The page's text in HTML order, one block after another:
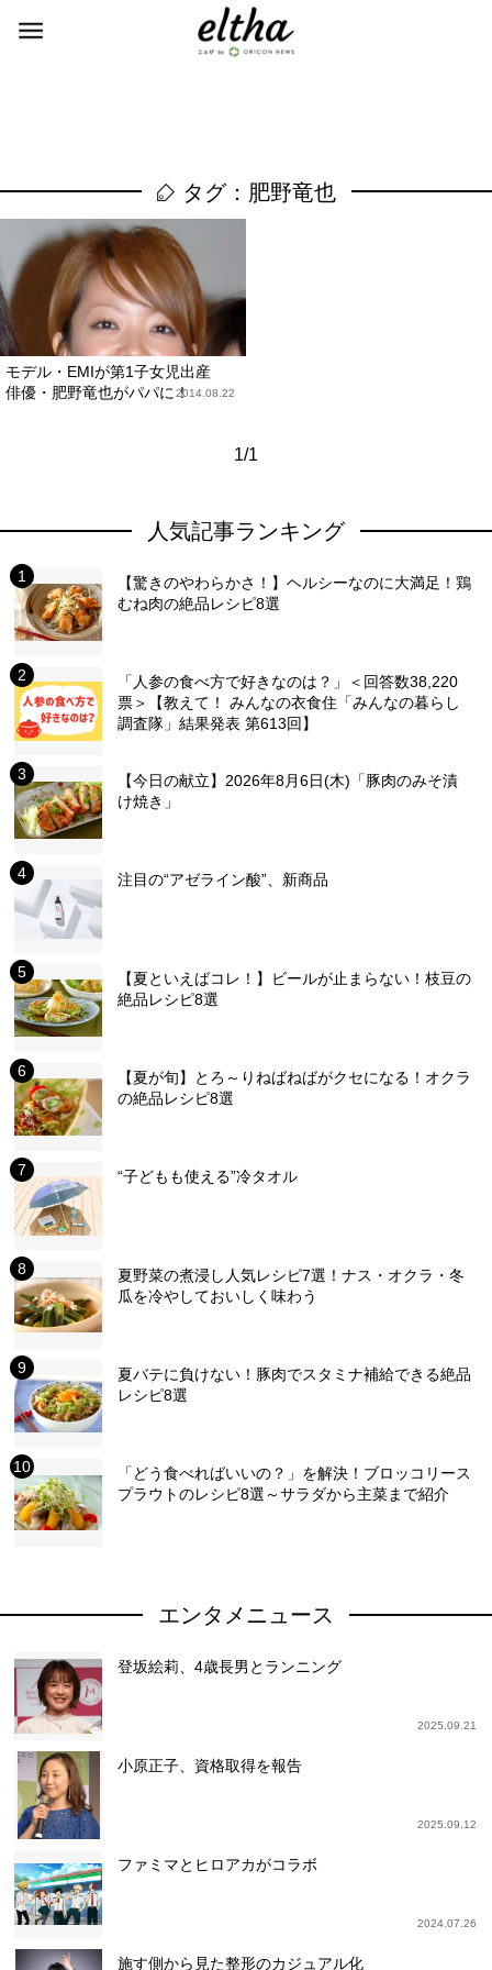
タグ：肥野竜也
モデル・EMIが第1子女児出産
俳優・肥野竜也がパパに！2014.08.22
1/1
人気記事ランキング
【驚きのやわらかさ！】ヘルシーなのに大満足！鶏
むね肉の絶品レシピ8選
「人参の食べ方で好きなのは？」＜回答数38,220
票＞【教えて！ みんなの衣食住「みんなの暮らし
調査隊」結果発表 第613回】
【今日の献立】2026年8月6日(木)「豚肉のみそ漬
け焼き」
注目の“アゼライン酸”、新商品
【夏といえばコレ！】ビールが止まらない！枝豆の
絶品レシピ8選
【夏が旬】とろ～りねばねばがクセになる！オクラ
の絶品レシピ8選
“子どもも使える”冷タオル
夏野菜の煮浸し人気レシピ7選！ナス・オクラ・冬
瓜を冷やしておいしく味わう
夏バテに負けない！豚肉でスタミナ補給できる絶品
レシピ8選
「どう食べればいいの？」を解決！ブロッコリース
プラウトのレシピ8選～サラダから主菜まで紹介
エンタメニュース
登坂絵莉、4歳長男とランニング
2025.09.21
小原正子、資格取得を報告
2025.09.12
ファミマとヒロアカがコラボ
2024.07.26
施す側から見た整形のカジュアル化